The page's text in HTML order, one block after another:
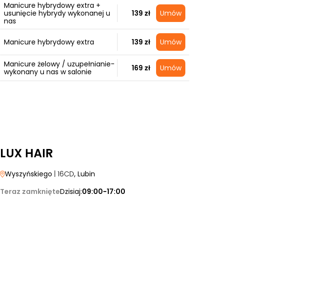
Manicure hybrydowy extra +
usunięcie hybrydy wykonanej u
nas
139 zł Umów
Manicure hybrydowy extra 139 zł Umów
Manicure żelowy / uzupełnianie-
wykonany u nas w salonie
169 zł Umów
LUX HAIR
Wyszyńskiego | 16CD, Lubin
Teraz zamknięteDzisiaj:09:00-17:00